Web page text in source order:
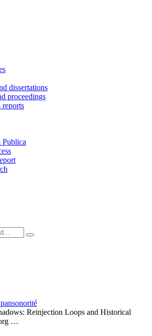
dissertations
proceedings
reports
Reinjection Loops and Historical
…